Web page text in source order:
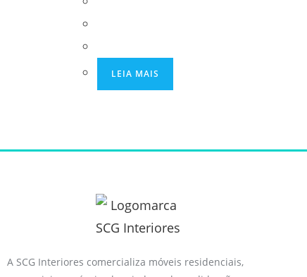
LEIA MAIS
A SCG Interiores comercializa móveis residenciais,